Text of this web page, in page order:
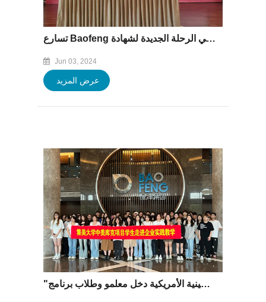
تسارع Baofeng بالكامل ، يدخل في الرحلة الجديدة لشهادة AEO المتقدمة للجمارك!
Jun 03, 2024
عرض المزيد
"التعلم بالممارسة، الحديث عن المستقبل" - جامعة جيمي الصينية الأمريكية دخل معلمو وطلاب برنامج CUKE إلى مجموعة Baofeng